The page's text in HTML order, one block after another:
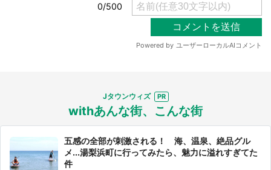
Jタウンウィズ
withあんな街、こんな街
五感の全部が刺激される！ 海、温泉、絶品グル
メ...湯梨浜町に行ってみたら、魅力に溢れすぎてた
件